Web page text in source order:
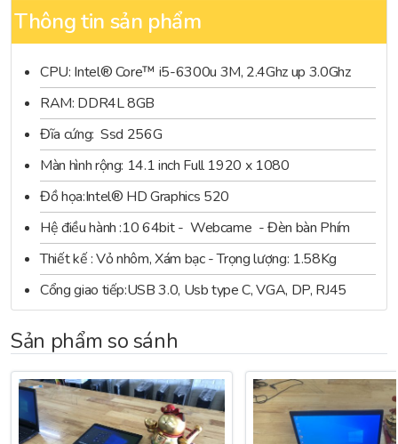
Cấu hình chi tiết:
– Bộ xử lý: Intel Core i5 6300U (2 core 4 thread x 2.4 GHz;
Turbo Boost 3.0 Ghz; 3MB Cache)
– Bộ nhớ trong: 8GB DDR3L
– Ổ đĩa cứng: SSD 128 GB
– Màn hình: 14 inch HD/ Full HD/ 2K
– Cổng kết nối: 2 x USB 3.0; 1 x USB 3.0 Type C; Display Port;
VGA; LAN/RJ45; 3.5mm Audio Jack; Multi Card Reader
– PIN: 48Whr
Thông tin sản phẩm
CPU: Intel® Core™ i5-6300u 3M, 2.4Ghz up 3.0Ghz
RAM: DDR4L 8GB
Đĩa cứng: Ssd 256G
Màn hình rộng: 14.1 inch Full 1920 x 1080
Đồ họa:Intel® HD Graphics 520
Hệ điều hành :10 64bit - Webcame - Đèn bàn Phím
Thiết kế : Vỏ nhôm, Xám bạc - Trọng lượng: 1.58Kg
Cổng giao tiếp:USB 3.0, Usb type C, VGA, DP, RJ45
Sản phẩm so sánh